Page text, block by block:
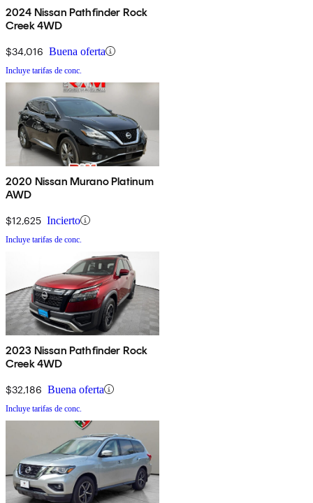
2024 Nissan Pathfinder Rock
Creek 4WD
$34,016 Buena oferta
Incluye tarifas de conc.
2020 Nissan Murano Platinum
AWD
$12,625 Incierto
Incluye tarifas de conc.
2023 Nissan Pathfinder Rock
Creek 4WD
$32,186 Buena oferta
Incluye tarifas de conc.